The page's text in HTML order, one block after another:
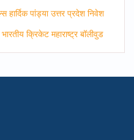
हार्दिक पांड्या उत्तर प्रदेश निवेश
भारतीय क्रिकेट महाराष्ट्र बॉलीवुड